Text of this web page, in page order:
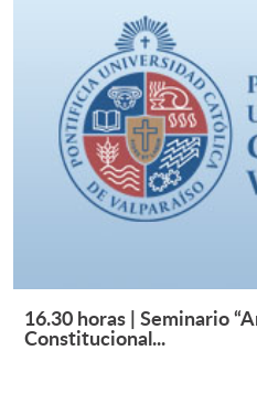
16.30 horas | Seminario
Constitucional...